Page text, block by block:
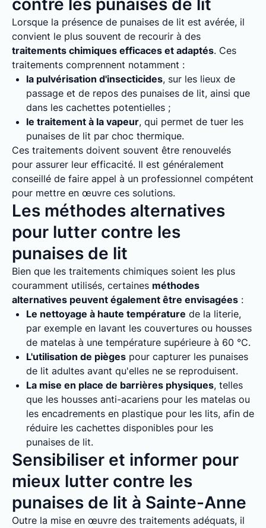
contre les punaises de lit
Lorsque la présence de punaises de lit est avérée, il
convient le plus souvent de recourir à des
traitements chimiques efficaces et adaptés. Ces
traitements comprennent notamment :
la pulvérisation d'insecticides, sur les lieux de
passage et de repos des punaises de lit, ainsi que
dans les cachettes potentielles ;
le traitement à la vapeur, qui permet de tuer les
punaises de lit par choc thermique.
Ces traitements doivent souvent être renouvelés
pour assurer leur efficacité. Il est généralement
conseillé de faire appel à un professionnel compétent
pour mettre en œuvre ces solutions.
Les méthodes alternatives
pour lutter contre les
punaises de lit
Bien que les traitements chimiques soient les plus
couramment utilisés, certaines méthodes
alternatives peuvent également être envisagées :
Le nettoyage à haute température de la literie,
par exemple en lavant les couvertures ou housses
de matelas à une température supérieure à 60 °C.
L'utilisation de pièges pour capturer les punaises
de lit adultes avant qu'elles ne se reproduisent.
La mise en place de barrières physiques, telles
que les housses anti-acariens pour les matelas ou
les encadrements en plastique pour les lits, afin de
réduire les cachettes disponibles pour les
punaises de lit.
Sensibiliser et informer pour
mieux lutter contre les
punaises de lit à Sainte-Anne
Outre la mise en œuvre des traitements adéquats, il